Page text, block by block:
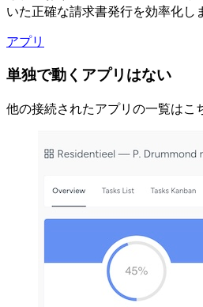
いた正確な請求書発行を効率化し
アプリ
単独で動くアプリはない
他の接続されたアプリの一覧はこ